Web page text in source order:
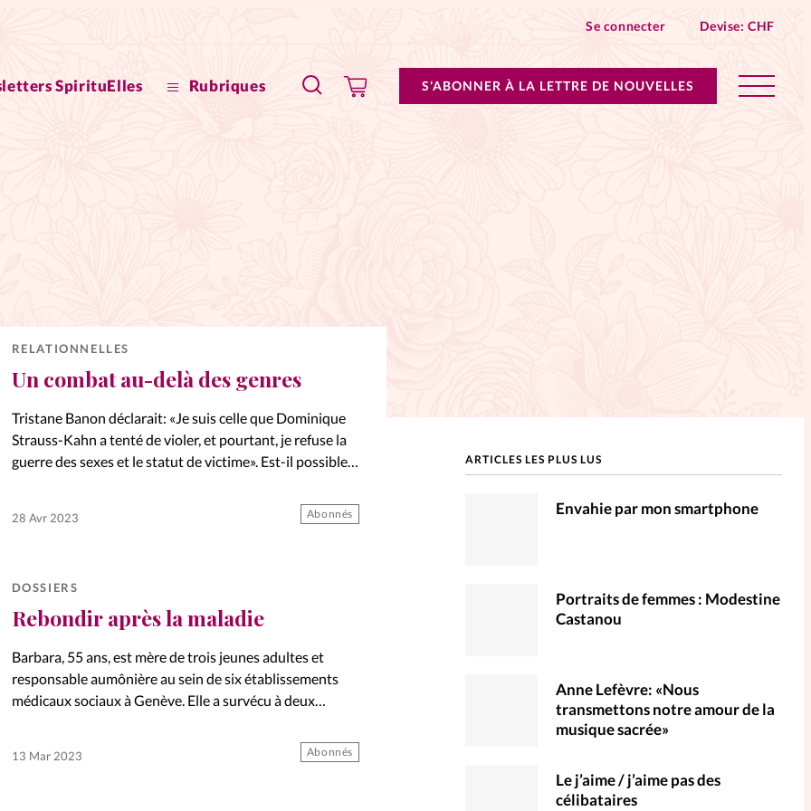
SpirituElles Rubriques
Se connecter Devise:CHF
S'ABONNER À LA LETTRE DE NOUVELLES
Vive la famille
La Pause SpirituElles - toutes les éditions
La rédaction
Changement d'adresse
RELATIONNELLES
Un combat au-delà des genres
Tristane Banon déclarait: «Je suis celle que Dominique
Strauss-Kahn a tenté de violer, et pourtant, je refuse la
guerre des sexes et le statut de victime». Est-il possible
28 Avr 2023 Abonnés
DOSSIERS
Rebondir après la maladie
Barbara, 55 ans, est mère de trois jeunes adultes et
responsable aumônière au sein de six établissements
médicaux sociaux à Genève. Elle a survécu à deux
13 Mar 2023 Abonnés
ARTICLES LES PLUS LUS
Envahie par mon smartphone
Portraits de femmes : Modestine
Castanou
Anne Lefèvre: «Nous
transmettons notre amour de la
musique sacrée»
Le j’aime / j’aime pas des
célibataires